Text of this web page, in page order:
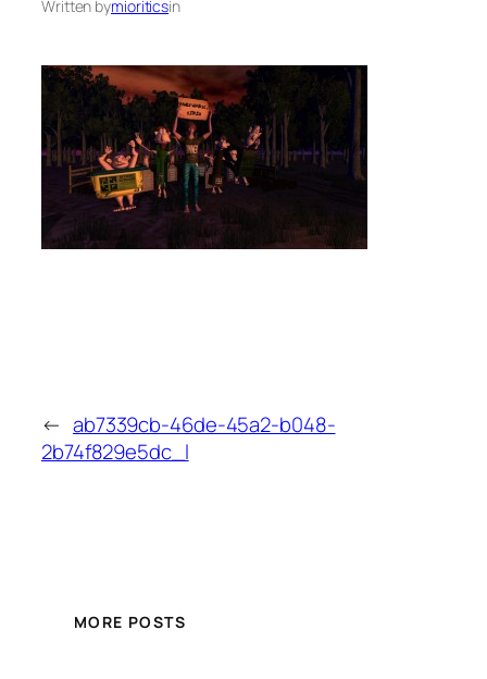
Written bymioriticsin
← ab7339cb-46de-45a2-b048-
2b74f829e5dc_l
MORE POSTS